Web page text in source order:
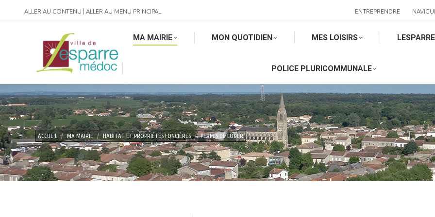
ALLER AU CONTENU ALLER AU MENU PRINCIPAL ENTREPRENDRE
MA MAIRIE MON QUOTIDIEN MES LOISIRS
POLICE PLURICOMMUNALE
Vous êtes ici :
ACCUEIL MA MAIRIE HABITAT ET PROPRIÉTÉS FONCIÈRES PERMIS DE LOUER